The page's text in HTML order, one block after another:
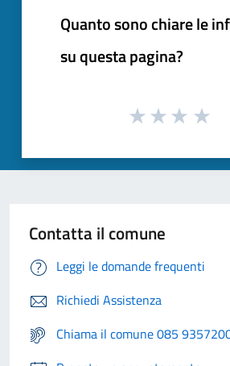
Quanto sono chiare le
su questa pagina?
Contatta il comune
Leggi le domande frequenti
Richiedi Assistenza
Chiama il comune 085